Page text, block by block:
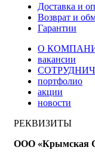
Доставка и
Возврат и
Гарантии
О
вакансии
портфолио
акции
новости
РЕКВИЗИТЫ
ООО «Крымская